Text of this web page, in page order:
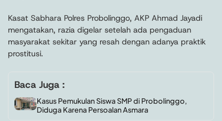
Kasat Sabhara Polres Probolinggo, AKP Ahmad Jayadi
mengatakan, razia digelar setelah ada pengaduan
masyarakat sekitar yang resah dengan adanya praktik
prostitusi.
Baca Juga :
Kasus Pemukulan Siswa SMP di Probolinggo,
Diduga Karena Persoalan Asmara